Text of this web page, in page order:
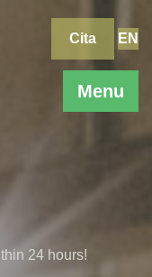
Menu
Cita EN
24 hours!